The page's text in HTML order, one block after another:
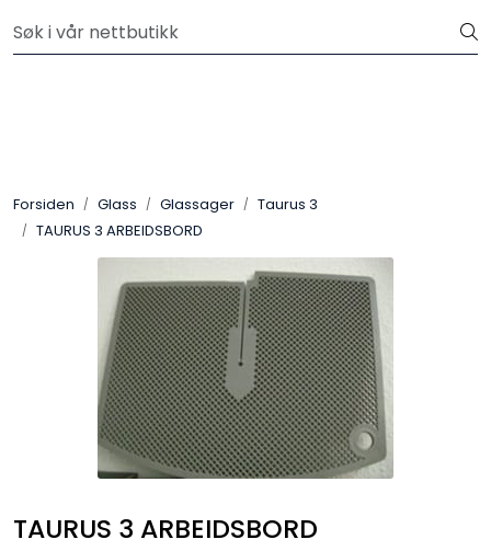
Velkommen til vår nye nettbutikk! Besøk Min side for mer
Forsiden Glass Glassager
Taurus 3
TAURUS 3 ARBEIDSBORD
TAURUS 3 ARBEIDSBORD
Pulverglasur